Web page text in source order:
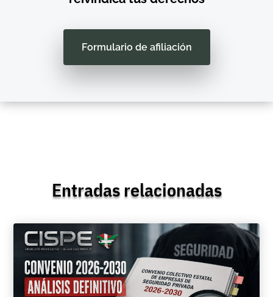
Formulario de afiliación
Entradas relacionadas